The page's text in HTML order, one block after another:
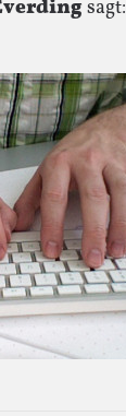
sagt: